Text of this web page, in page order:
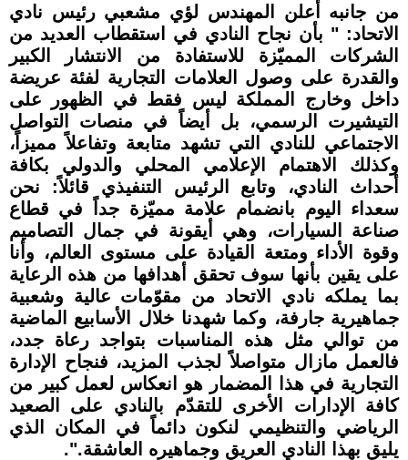
من جانبه أعلن المهندس لؤي مشعبي رئيس نادي
الاتحاد: " بأن نجاح النادي في استقطاب العديد من
الشركات المميّزة للاستفادة من الانتشار الكبير
والقدرة على وصول العلامات التجارية لفئة عريضة
داخل وخارج المملكة ليس فقط في الظهور على
التيشيرت الرسمي، بل أيضاً في منصات التواصل
الاجتماعي للنادي التي تشهد متابعة وتفاعلاً مميزاً،
وكذلك الاهتمام الإعلامي المحلي والدولي بكافة
أحداث النادي، وتابع الرئيس التنفيذي قائلاً: نحن
سعداء اليوم بانضمام علامة مميّزة جداً في قطاع
صناعة السيارات، وهي أيقونة في جمال التصاميم
وقوة الأداء ومتعة القيادة على مستوى العالم، وأنا
على يقين بأنها سوف تحقق أهدافها من هذه الرعاية
بما يملكه نادي الاتحاد من مقوّمات عالية وشعبية
جماهيرية جارفة، وكما شهدنا خلال الأسابيع الماضية
من توالي مثل هذه المناسبات بتواجد رعاة جدد،
فالعمل مازال متواصلاً لجذب المزيد، فنجاح الإدارة
التجارية في هذا المضمار هو انعكاس لعمل كبير من
كافة الإدارات الأخرى للتقدّم بالنادي على الصعيد
الرياضي والتنظيمي لنكون دائماً في المكان الذي
يليق بهذا النادي العريق وجماهيره العاشقة.".